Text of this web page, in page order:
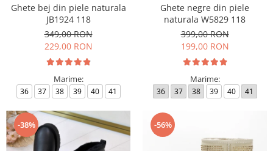
Ghete bej din piele naturala
JB1924 118
349,00 RON
229,00 RON
Marime:
36 37 38 39 40 41
Ghete negre din piele
naturala W5829 118
399,00 RON
199,00 RON
Marime:
36 37 38 39 40 41
-38% -56%